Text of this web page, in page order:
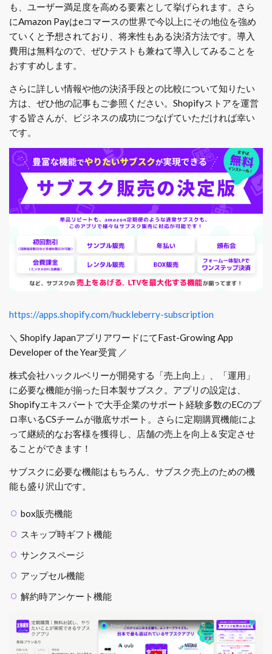
も、ユーザー満足度を高める要素として挙げられます。さら
にAmazon Payはeコマースの世界で今以上にその地位を強め
ていくと予想されており、将来性もある決済方法です。導入
費用は無料なので、ぜひテストも兼ねて導入してみることを
おすすめします。
さらに詳しい情報や他の決済手段との比較について知りたい
方は、ぜひ他の記事もご参照ください。Shopifyストアを運営
する皆さんが、ビジネスの成功につなげていただければ幸い
です。
https://apps.shopify.com/huckleberry-subscription
＼ Shopify JapanアプリアワードにてFast-Growing App
Developer of the Year受賞 ／
株式会社ハックルベリーが開発する「売上向上」、「運用」
に必要な機能が揃った日本製サブスク。アプリの設定は、
Shopifyエキスパートで大手企業のサポート経験多数のECのプ
ロ率いるCSチームが徹底サポート。さらに定期購買機能によ
って継続的なお客様を獲得し、店舗の売上を向上＆安定させ
ることができます！
サブスクに必要な機能はもちろん、サブスク売上のための機
能も盛り沢山です。
box販売機能
スキップ時ギフト機能
サンクスページ
アップセル機能
解約時アンケート機能